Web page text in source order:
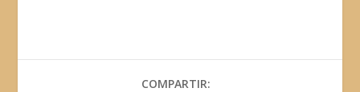
COMPARTIR: